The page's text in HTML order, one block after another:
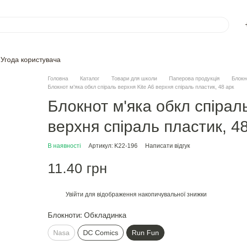
Угода користувача
Головна Каталог Товари для школи Паперова продукція
Блокнот м'яка обкл спіраль верхня Kite А6 верхня спіраль пластик, 48 арк
Блокнот м'яка обкл
верхня спіраль пластик,
В наявності Артикул: K22-196 Написати відгук
11.40 грн
Увійти для відображення накопичувальної знижки
Блокноти: Обкладинка
Nasa DC Comics Run Fun